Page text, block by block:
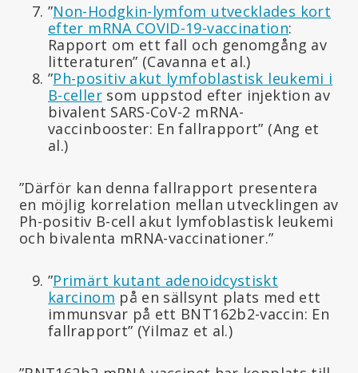
”Non-Hodgkin-lymfom utvecklades kort
efter mRNA COVID-19-vaccination:
Rapport om ett fall och genomgång av
litteraturen” (Cavanna et al.)
”Ph-positiv akut lymfoblastisk leukemi i
B-cellersom uppstod efter injektion av
bivalent SARS-CoV-2 mRNA-
vaccinbooster: En fallrapport” (Ang et
al.)
”Därför kan denna fallrapport presentera
en möjlig korrelation mellan utvecklingen av
Ph-positiv B-cell akut lymfoblastisk leukemi
och bivalenta mRNA-vaccinationer.”
”Primärt kutant adenoidcystiskt
karcinom på en sällsynt plats med ett
immunsvar på ett BNT162b2-vaccin: En
fallrapport” (Yilmaz et al.)